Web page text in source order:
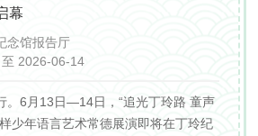
幕
念馆报告厅
2026-06-14
。6月13日—14日，“追光丁玲路 童声
少年语言艺术常德展演即将在丁玲纪